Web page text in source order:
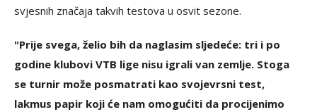
svjesnih značaja takvih testova u osvit sezone.
"Prije svega, želio bih da naglasim sljedeće: tri i po
godine klubovi VTB lige nisu igrali van zemlje. Stoga
se turnir može posmatrati kao svojevrsni test,
lakmus papir koji će nam omogućiti da procijenimo